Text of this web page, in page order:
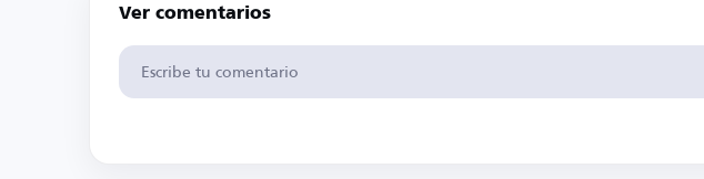
Ver comentarios